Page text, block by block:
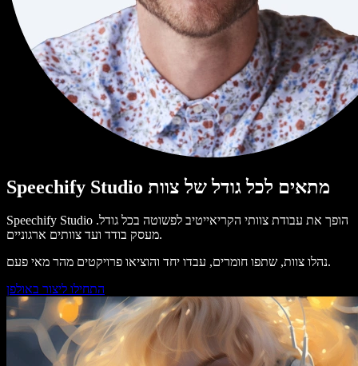
Speechify Studio מתאים לכל גודל של צוות
Speechify Studio הופך את עבודת צוותי הקריאייטיב לפשוטה בכל גודל.
מעסק בודד ועד צוותים ארגוניים.
נהלו צוות, שתפו חומרים, עבדו יחד והוציאו פרויקטים מהר מאי פעם.
התחילו ליצור באולפן